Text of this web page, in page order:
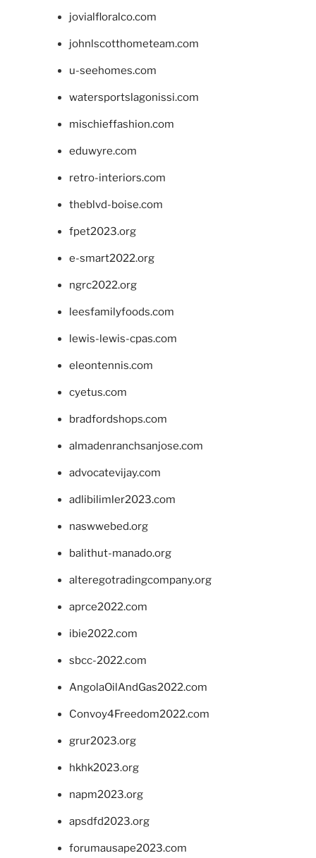
jovialfloralco.com
johnlscotthometeam.com
u-seehomes.com
watersportslagonissi.com
mischieffashion.com
eduwyre.com
retro-interiors.com
theblvd-boise.com
fpet2023.org
e-smart2022.org
ngrc2022.org
leesfamilyfoods.com
lewis-lewis-cpas.com
eleontennis.com
cyetus.com
bradfordshops.com
almadenranchsanjose.com
advocatevijay.com
adlibilimler2023.com
naswwebed.org
balithut-manado.org
alteregotradingcompany.org
aprce2022.com
ibie2022.com
sbcc-2022.com
AngolaOilAndGas2022.com
Convoy4Freedom2022.com
grur2023.org
hkhk2023.org
napm2023.org
apsdfd2023.org
forumausape2023.com